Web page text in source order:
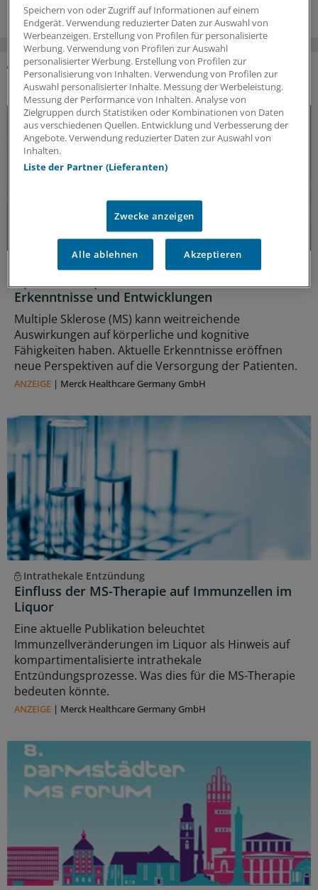
DAS KÖNNTE SIE AUCH INTERESSIEREN
Update MS
Erkenntnisse und Entwicklungen
Multiple Sklerose (MS) kann weitreichende
Auswirkungen auf körperliche und kognitive
Fähigkeiten haben. Aktuelle Erkenntnisse eröffnen
neue Perspektiven auf die Versorgung der Patienten.
ANZEIGE | Merck Healthcare Germany GmbH
Intrathekale Entzündung
Einfluss der MS-Therapie auf Immunzellen im
Liquor
Eine aktuelle Publikation beleuchtet
Immunzellveränderungen im Liquor als Hinweis auf
kompartimentalisierte intrathekale
Entzündungsprozesse. Was dies für die MS-Therapie
bedeuten könnte.
ANZEIGE | Merck Healthcare Germany GmbH
Speichern von oder Zugriff auf Informationen auf einem
Endgerät. Verwendung reduzierter Daten zur Auswahl von
Werbeanzeigen. Erstellung von Profilen für personalisierte
Werbung. Verwendung von Profilen zur Auswahl
personalisierter Werbung. Erstellung von Profilen zur
Personalisierung von Inhalten. Verwendung von Profilen zur
Auswahl personalisierter Inhalte. Messung der Werbeleistung.
Messung der Performance von Inhalten. Analyse von
Zielgruppen durch Statistiken oder Kombinationen von Daten
aus verschiedenen Quellen. Entwicklung und Verbesserung der
Angebote. Verwendung reduzierter Daten zur Auswahl von
Inhalten.
Liste der Partner (Lieferanten)
Zwecke anzeigen
Alle ablehnen Akzeptieren